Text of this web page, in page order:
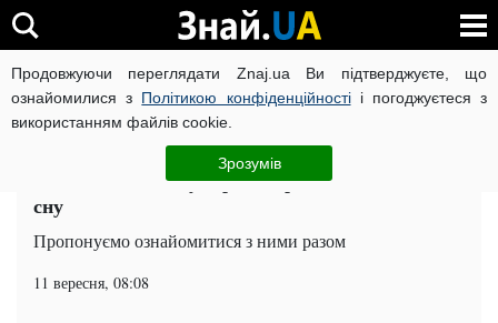
Продовжуючи переглядати Znaj.ua Ви підтверджуєте, що
ознайомилися з Політикою конфіденційностіі погоджуєтеся з
використанням файлів cookie.
Зрозумів
ВІЙНА РОСІЇ ПРОТИ УКРАЇНИ КОРОНАВІРУС В УКРАЇНІ
ЧИТАТЬ НА РУССКОМ
Мамам на замітку: прості правила дитячого
сну
Пропонуємо ознайомитися з ними разом
11 вересня, 08:08